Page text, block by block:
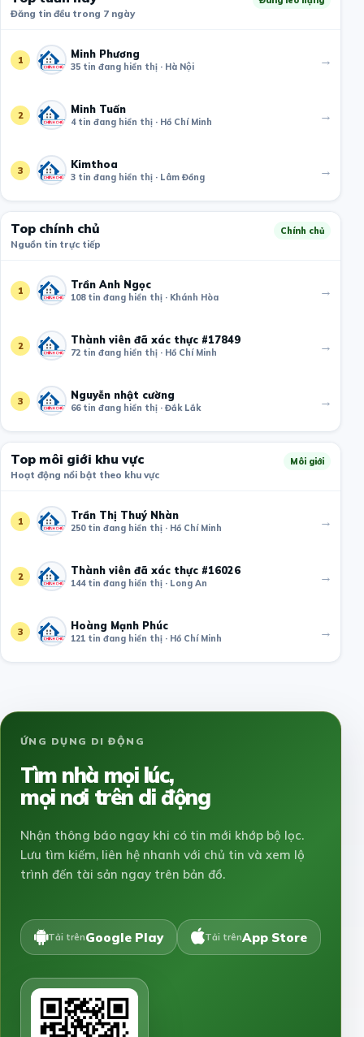
Đăng tin đều trong 7 ngày
1 Minh Phương
35 tin đang hiển thị · Hà Nội →
2 Minh Tuấn
4 tin đang hiển thị · Hồ Chí Minh →
3 Kimthoa
3 tin đang hiển thị · Lâm Đồng →
Top chính chủ
Nguồn tin trực tiếp
Chính chủ
1 Trần Anh Ngọc
108 tin đang hiển thị · Khánh Hòa →
2 Thành viên đã xác thực #17849
72 tin đang hiển thị · Hồ Chí Minh →
3 Nguyễn nhật cường
66 tin đang hiển thị · Đắk Lắk →
Top môi giới khu vực
Hoạt động nổi bật theo khu vực
Môi giới
1 Trần Thị Thuý Nhàn
250 tin đang hiển thị · Hồ Chí Minh →
2 Thành viên đã xác thực #16026
144 tin đang hiển thị · Long An →
3 Hoàng Mạnh Phúc
121 tin đang hiển thị · Hồ Chí Minh →
ỨNG DỤNG DI ĐỘNG
Tìm nhà mọi lúc,
mọi nơi trên di động
Nhận thông báo ngay khi có tin mới khớp bộ lọc.
Lưu tìm kiếm, liên hệ nhanh với chủ tin và xem lộ
trình đến tài sản ngay trên bản đồ.
Tải trênGoogle Play Tải trênApp Store